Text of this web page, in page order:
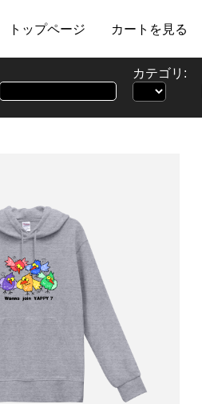
トップページ カートを見る
カテゴリ: